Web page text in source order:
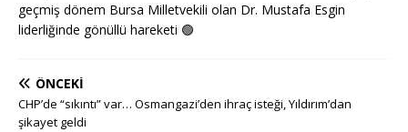
geçmiş dönem Bursa Milletvekili olan Dr. Mustafa Esgin
liderliğinde gönüllü hareketi 🟢
ÖNCEKI
CHP’de “sıkıntı” var… Osmangazi’den ihraç isteği, Yıldırım’dan
şikayet geldi